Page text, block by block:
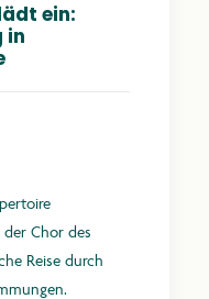
ein:
in
Chor des
Reise durch